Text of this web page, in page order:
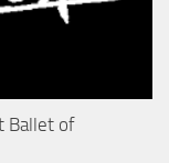
Ballet of